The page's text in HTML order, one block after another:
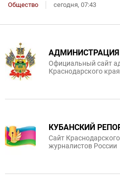
Общество сегодня, 07:43
АДМИНИСТРАЦИЯ
Официальный сайт
Краснодарского края
КУБАНСКИЙ
Сайт
журналистов России